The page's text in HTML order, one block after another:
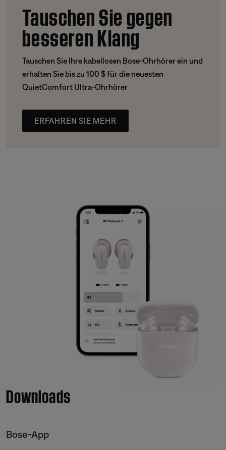
Tauschen Sie gegen
besseren Klang
Tauschen Sie Ihre kabellosen Bose-Ohrhörer ein und
erhalten Sie bis zu 100 $ für die neuesten
QuietComfort Ultra-Ohrhörer
ERFAHREN SIE MEHR
Downloads
Bose-App